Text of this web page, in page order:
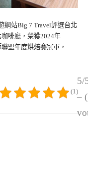
網站Big 7 Travel評選台北
啡廳，榮獲2024年
盟年度烘焙賽冠軍，
5/
–
(1)